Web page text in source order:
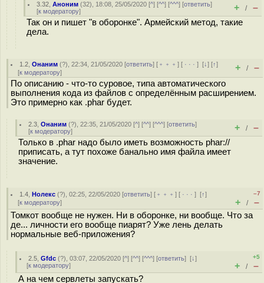
3.32 ,Аноним (32), 18:08, 25/05/2020 [^] [^^] [^^^] [ответить]
[к модератору] + / –
Так он и пишет "в оборонке". Армейский метод, такие
дела.
1.2 ,Онаним (?), 22:34, 21/05/2020 [ответить] [ ﹢﹢﹢] [ · · ·][↓] [↑]
[к модератору] + / –
По описанию - что-то суровое, типа автоматического
выполнения кода из файлов с определённым расширением.
Это примерно как .phar будет.
2.3 ,Онаним (?), 22:35, 21/05/2020 [^] [^^] [^^^] [ответить]
[к модератору] + / –
Только в .phar надо было иметь возможность phar://
приписать, а тут похоже банально имя файла имеет
значение.
1.4 ,Нолекс (?), 02:25, 22/05/2020 [ответить] [ ﹢﹢﹢] [ · · ·][↑]
[к модератору]
–7
+ / –
Томкот вообще не нужен. Ни в оборонке, ни вообще. Что за
де... личности его вообще пиарят? Уже лень делать
нормальные веб-приложения?
2.5 ,Gfdc (?), 03:07, 22/05/2020 [^] [^^] [^^^] [ответить][↓]
[к модератору]
+5
+ / –
А на чем сервлеты запускать?